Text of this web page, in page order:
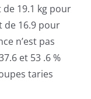
19.1 kg pour
de 16.9 pour
n’est pas
et 53 .6 %
taries